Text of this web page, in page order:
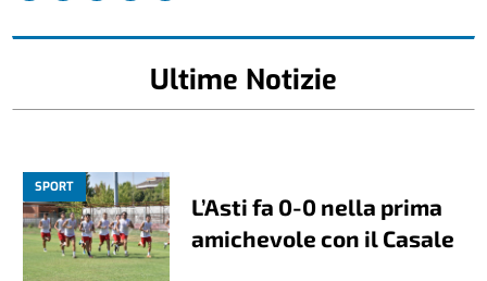
Ultime Notizie
SPORT
L’Asti fa 0-0 nella prima
amichevole con il Casale